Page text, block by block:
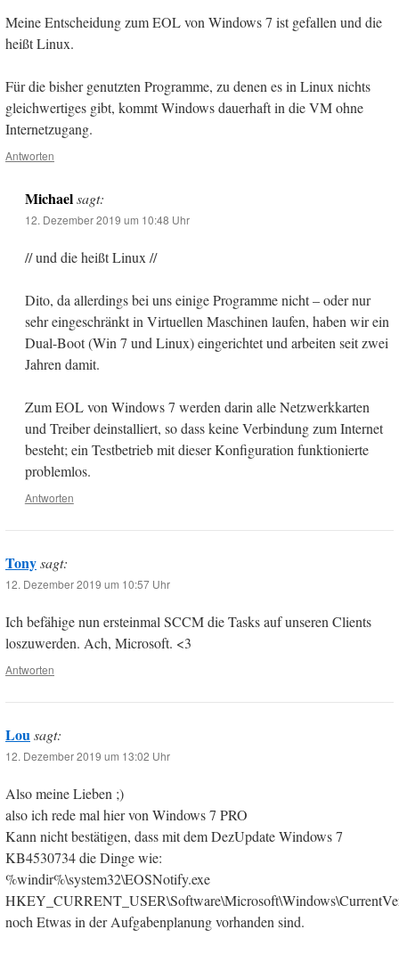
Meine Entscheidung zum EOL von Windows 7 ist gefallen und die
heißt Linux.
Für die bisher genutzten Programme, zu denen es in Linux nichts
gleichwertiges gibt, kommt Windows dauerhaft in die VM ohne
Internetzugang.
Antworten
Michael sagt:
12. Dezember 2019 um 10:48 Uhr
// und die heißt Linux //
Dito, da allerdings bei uns einige Programme nicht – oder nur
sehr eingeschränkt in Virtuellen Maschinen laufen, haben wir ein
Dual-Boot (Win 7 und Linux) eingerichtet und arbeiten seit zwei
Jahren damit.
Zum EOL von Windows 7 werden darin alle Netzwerkkarten
und Treiber deinstalliert, so dass keine Verbindung zum Internet
besteht; ein Testbetrieb mit dieser Konfiguration funktionierte
problemlos.
Antworten
Tonysagt:
12. Dezember 2019 um 10:57 Uhr
Ich befähige nun ersteinmal SCCM die Tasks auf unseren Clients
loszuwerden. Ach, Microsoft. <3
Antworten
Lousagt:
12. Dezember 2019 um 13:02 Uhr
Also meine Lieben ;)
also ich rede mal hier von Windows 7 PRO
Kann nicht bestätigen, dass mit dem DezUpdate Windows 7
KB4530734 die Dinge wie:
%windir%\system32\EOSNotify.exe
noch Etwas in der Aufgabenplanung vorhanden sind.